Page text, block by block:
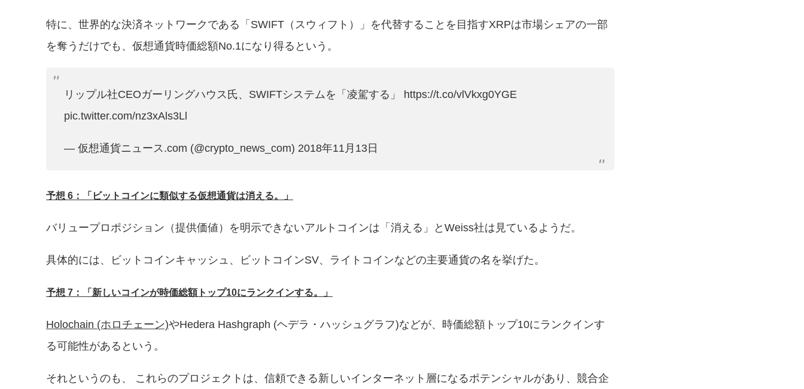
特に、世界的な決済ネットワークである「SWIFT（スウィフト）」を代替することを目指すXRPは市場シェアの一部
を奪うだけでも、仮想通貨時価総額No.1になり得るという。
リップル社CEOガーリングハウス氏、SWIFTシステムを「凌駕する」 https://t.co/vlVkxg0YGE
pic.twitter.com/nz3xAls3Ll
— 仮想通貨ニュース.com (@crypto_news_com) 2018年11月13日
予想 6：「ビットコインに類似する仮想通貨は消える。」
バリュープロポジション（提供価値）を明示できないアルトコインは「消える」とWeiss社は見ているようだ。
具体的には、ビットコインキャッシュ、ビットコインSV、ライトコインなどの主要通貨の名を挙げた。
予想 7：「新しいコインが時価総額トップ10にランクインする。」
Holochain (ホロチェーン)やHedera Hashgraph (ヘデラ・ハッシュグラフ)などが、時価総額トップ10にランクインす
る可能性があるという。
それというのも、 これらのプロジェクトは、信頼できる新しいインターネット層になるポテンシャルがあり、競合企